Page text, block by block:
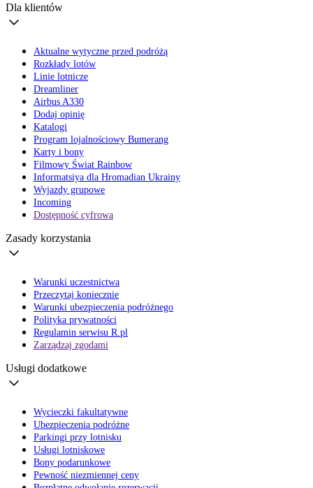
Dla klientów
Aktualne wytyczne przed podróżą
Rozkłady lotów
Linie lotnicze
Dreamliner
Airbus A330
Dodaj opinię
Katalogi
Program lojalnościowy Bumerang
Karty i bony
Filmowy Świat Rainbow
Informatsiya dla Hromadian Ukrainy
Wyjazdy grupowe
Incoming
Dostępność cyfrowa
Zasady korzystania
Warunki uczestnictwa
Przeczytaj koniecznie
Warunki ubezpieczenia podróżnego
Polityka prywatności
Regulamin serwisu R.pl
Zarządzaj zgodami
Usługi dodatkowe
Wycieczki fakultatywne
Ubezpieczenia podróżne
Parkingi przy lotnisku
Usługi lotniskowe
Bony podarunkowe
Pewność niezmiennej ceny